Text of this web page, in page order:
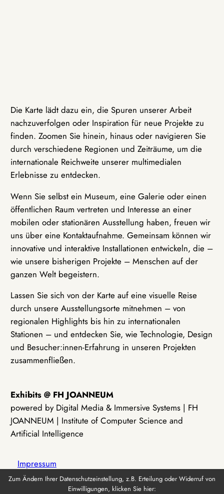
Die Karte lädt dazu ein, die Spuren unserer Arbeit
nachzuverfolgen oder Inspiration für neue Projekte zu
finden. Zoomen Sie hinein, hinaus oder navigieren Sie
durch verschiedene Regionen und Zeiträume, um die
internationale Reichweite unserer multimedialen
Erlebnisse zu entdecken.
Wenn Sie selbst ein Museum, eine Galerie oder einen
öffentlichen Raum vertreten und Interesse an einer
mobilen oder stationären Ausstellung haben, freuen wir
uns über eine Kontaktaufnahme. Gemeinsam können wir
innovative und interaktive Installationen entwickeln, die –
wie unsere bisherigen Projekte – Menschen auf der
ganzen Welt begeistern.
Lassen Sie sich von der Karte auf eine visuelle Reise
durch unsere Ausstellungsorte mitnehmen – von
regionalen Highlights bis hin zu internationalen
Stationen – und entdecken Sie, wie Technologie, Design
und Besucher:innen-Erfahrung in unseren Projekten
zusammenfließen.
Exhibits @ FH JOANNEUM
powered by Digital Media & Immersive Systems | FH
JOANNEUM | Institute of Computer Science and
Artificial Intelligence
Impressum
Zum Ändern Ihrer Datenschutzeinstellung, z.B. Erteilung oder Widerruf von
Einwilligungen, klicken Sie hier: